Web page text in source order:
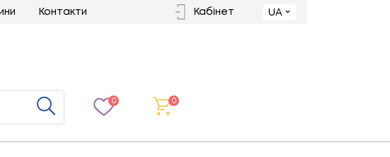
Контакти Кабінет UA
0 0